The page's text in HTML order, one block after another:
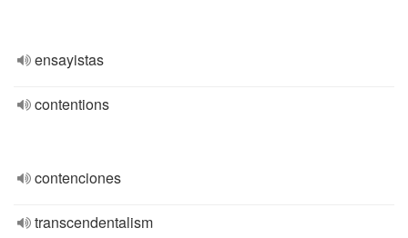
ensayistas
contentions
contenciones
transcendentalism